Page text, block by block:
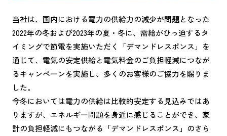
当社は、国内における電力の供給力の減少が問題となった
2022年の冬および2023年の夏・冬に、需給がひっ迫するタ
イミングで節電を実施いただく「デマンドレスポンス」を
通じて、電気の安定供給と電気料金のご負担軽減につなが
るキャンペーンを実施し、多くのお客様のご協力を賜りま
した。
今冬においては電力の供給は比較的安定する見込みではあ
りますが、エネルギー問題を身近に感じることができ、家
計の負担軽減にもつながる「デマンドレスポンス」のさら